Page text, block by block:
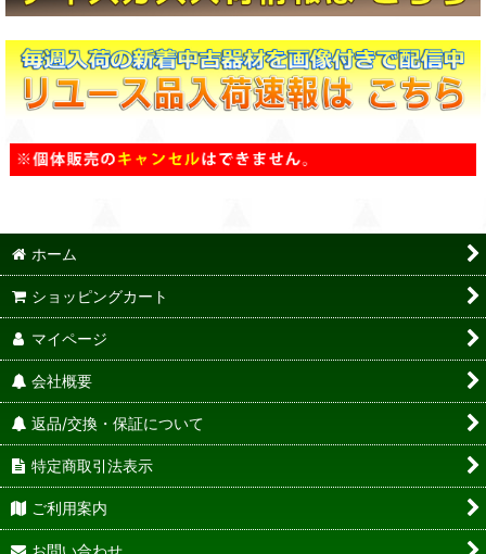
ホーム
ショッピングカート
マイページ
会社概要
返品/交換・保証について
特定商取引法表示
ご利用案内